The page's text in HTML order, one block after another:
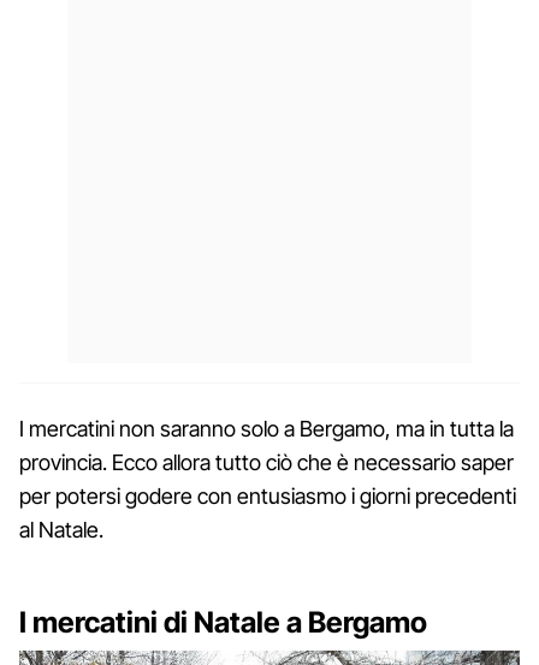
I mercatini non saranno solo a Bergamo, ma in tutta la
provincia. Ecco allora tutto ciò che è necessario saper
per potersi godere con entusiasmo i giorni precedenti
al Natale.
I mercatini di Natale a Bergamo